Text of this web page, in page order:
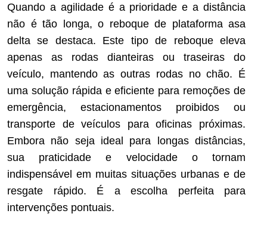
Quando a agilidade é a prioridade e a distância
não é tão longa, o reboque de plataforma asa
delta se destaca. Este tipo de reboque eleva
apenas as rodas dianteiras ou traseiras do
veículo, mantendo as outras rodas no chão. É
uma solução rápida e eficiente para remoções de
emergência, estacionamentos proibidos ou
transporte de veículos para oficinas próximas.
Embora não seja ideal para longas distâncias,
sua praticidade e velocidade o tornam
indispensável em muitas situações urbanas e de
resgate rápido. É a escolha perfeita para
intervenções pontuais.